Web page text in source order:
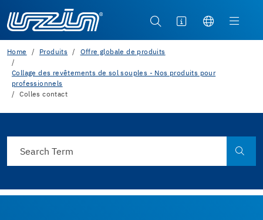
Home Produits Offre globale de produits
Collage des revêtements de sol souples - Nos produits pour
professionnels
Colles contact